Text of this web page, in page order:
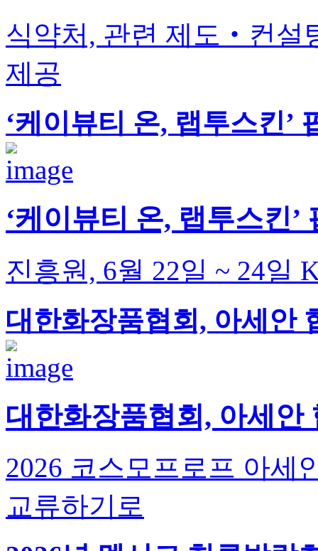
식약처, 관련 제도‧컨설
제공
‘케이뷰티 온, 랩투스킨’
‘케이뷰티 온, 랩투스킨
진흥원, 6월 22일 ~ 24일
대한화장품협회, 아세안
대한화장품협회, 아세
2026 코스모프로프 아
교류하기로